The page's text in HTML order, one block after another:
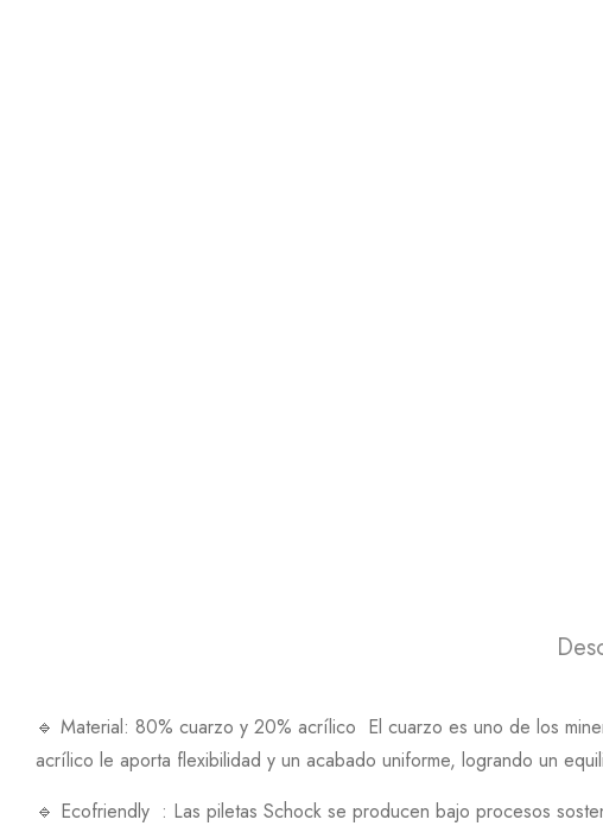
🔹 Material: 80% cuarzo y 20% acrílico El cuarzo es uno de los
acrílico le aporta flexibilidad y un acabado uniforme, logrando un
🔹 Ecofriendly : Las piletas Schock se producen bajo procesos